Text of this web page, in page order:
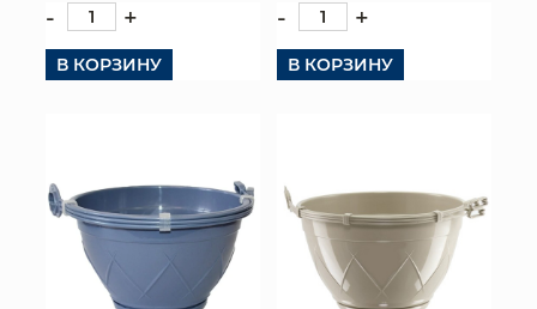
- +
В КОРЗИНУ
- +
В КОРЗИНУ